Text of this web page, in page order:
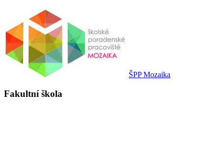
ŠPP Mozaika
Fakultní škola